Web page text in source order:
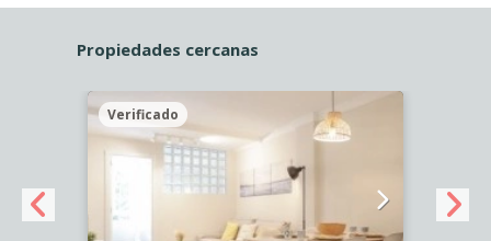
Propiedades cercanas
Verificado